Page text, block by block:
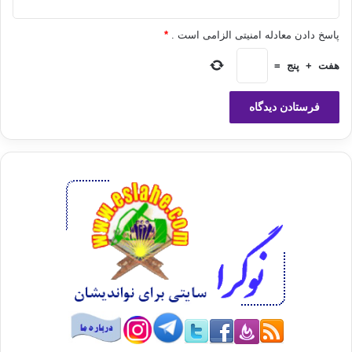
مادام كه خدا و رسولش را
فرمان برم).
خليفه در اين خطبه هم امت را مكلف نمود تا
مطيع خليفه باشند و هم به آنها حق داد تا در كارش نظارت و مداخله
امور عمومي امت محمد -صلى الله عليه وسلم- بر وفق قانون
گيرد و هرگاه در امري بر خلاف قانون رفتار نمايد، دستش را گرفته
افراد امت را از حيث حقوق مدني در مقابل
قانون و عدالت برابر هم دانسته است، تا آنجا كه مي‌گويد: براي
احقاق حق و رفع
مظلمه فرقي نمي‌داند كه ستمگر توانا باشد و ستمديده ناتوان، يا بر
پاسخ دادن معادله امنیتی الزامی است . *
هفت + پنج =